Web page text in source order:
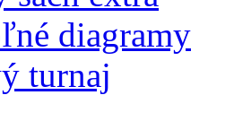
diagramy
turnaj